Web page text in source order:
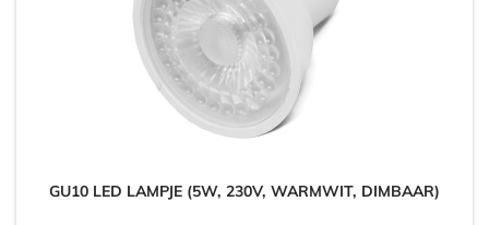
GU10 LED LAMPJE (5W, 230V, WARMWIT, DIMBAAR)